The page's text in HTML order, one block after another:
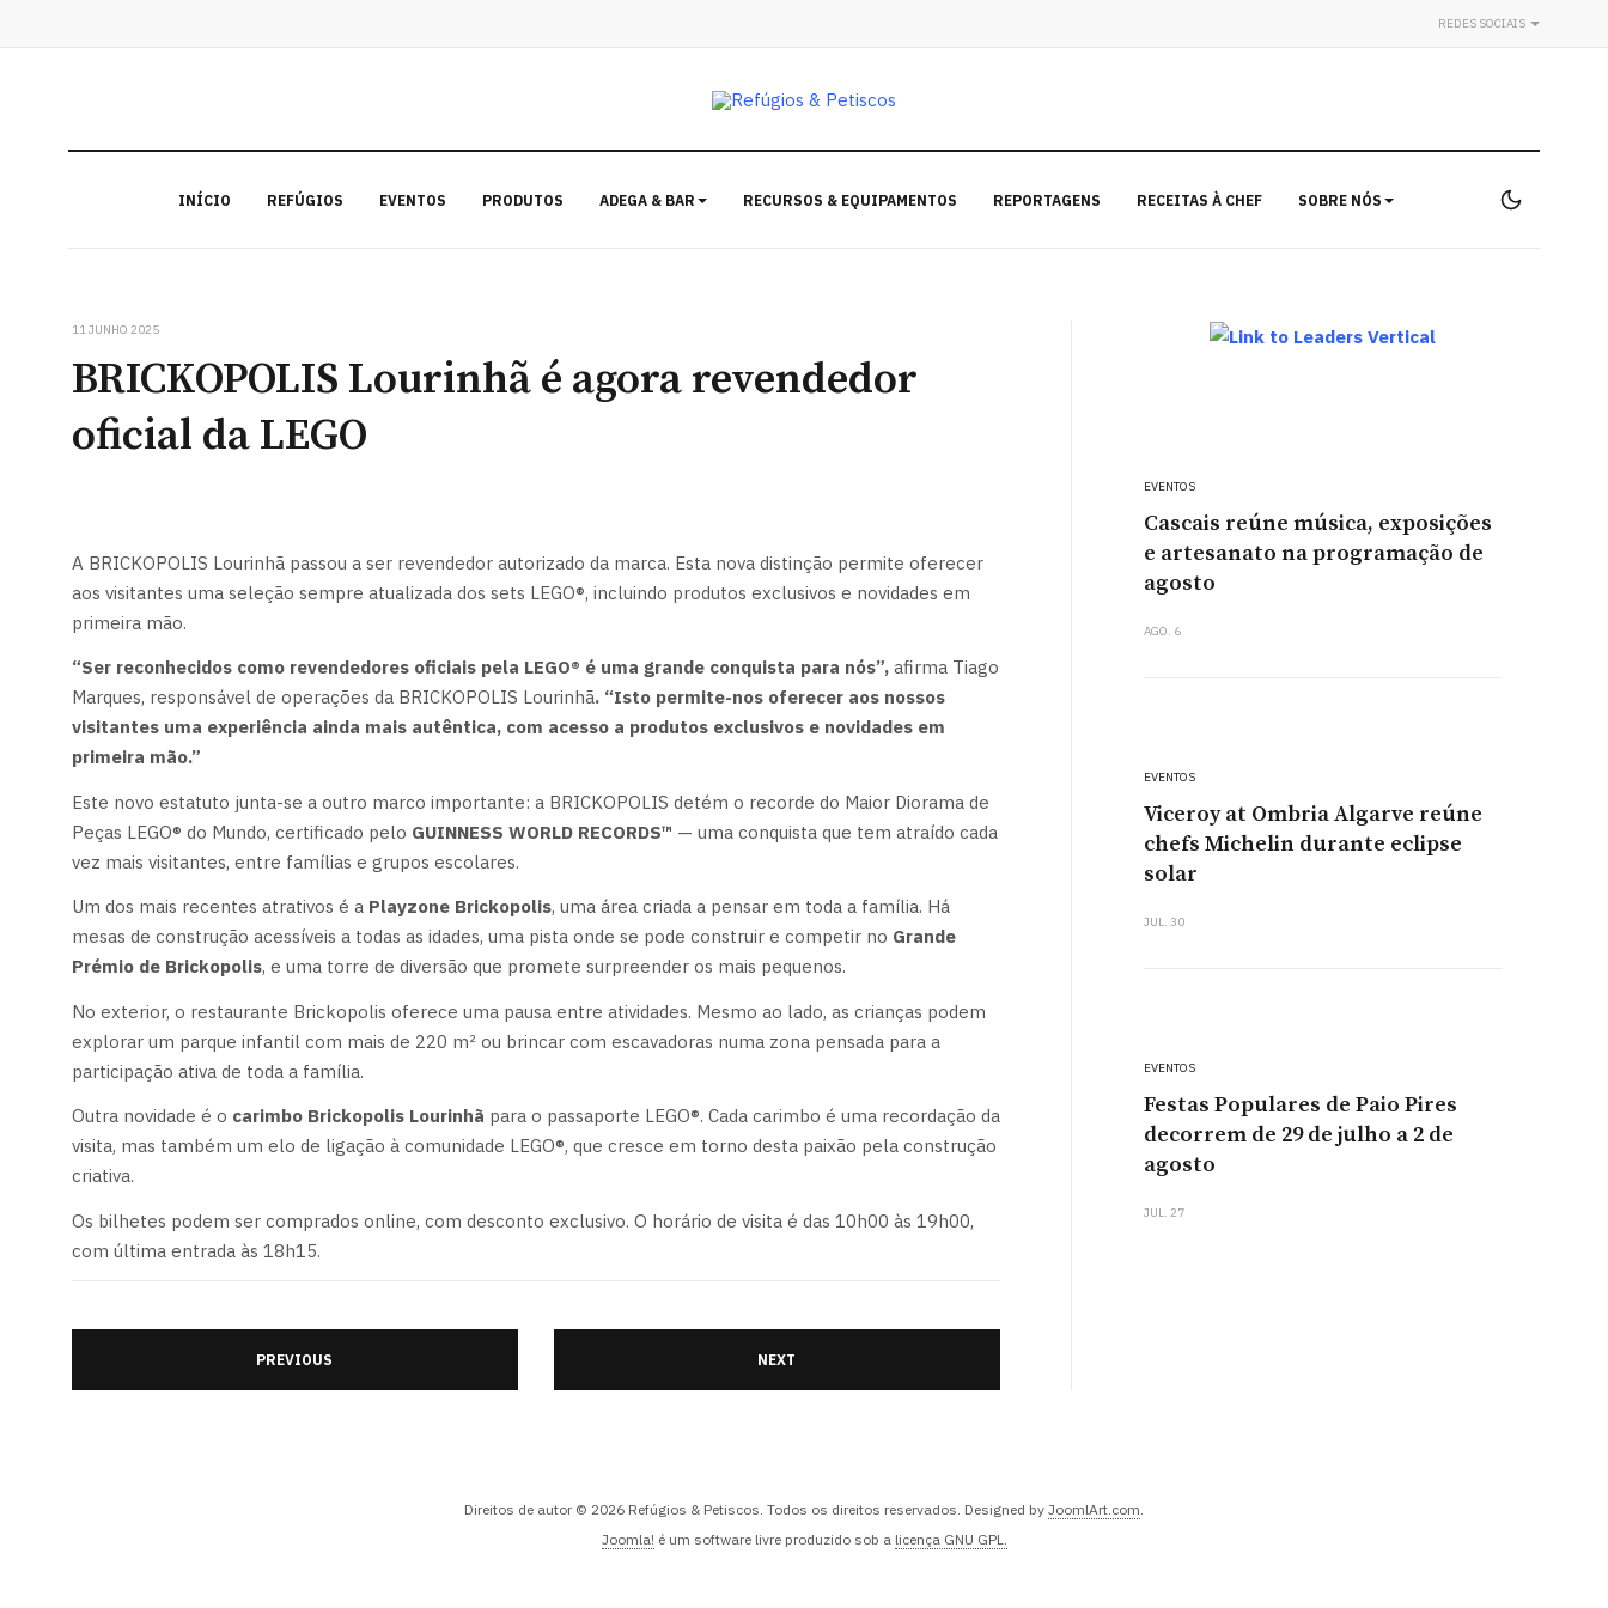
REDES SOCIAIS
INÍCIO REFÚGIOS EVENTOS PRODUTOS ADEGA & BAR RECURSOS & EQUIPAMENTOS REPORTAGENS RECEITAS À CHEF SOBRE NÓS
11 JUNHO 2025
BRICKOPOLIS Lourinhã é agora revendedor
oficial da LEGO
A BRICKOPOLIS Lourinhã passou a ser revendedor autorizado da marca. Esta nova distinção permite oferecer
aos visitantes uma seleção sempre atualizada dos sets LEGO®, incluindo produtos exclusivos e novidades em
primeira mão.
“Ser reconhecidos como revendedores oficiais pela LEGO® é uma grande conquista para nós”, afirma Tiago
Marques, responsável de operações da BRICKOPOLIS Lourinhã. “Isto permite-nos oferecer aos nossos
visitantes uma experiência ainda mais autêntica, com acesso a produtos exclusivos e novidades em
primeira mão.”
Este novo estatuto junta-se a outro marco importante: a BRICKOPOLIS detém o recorde do Maior Diorama de
Peças LEGO® do Mundo, certificado pelo GUINNESS WORLD RECORDS™ — uma conquista que tem atraído cada
vez mais visitantes, entre famílias e grupos escolares.
Um dos mais recentes atrativos é a Playzone Brickopolis, uma área criada a pensar em toda a família. Há
mesas de construção acessíveis a todas as idades, uma pista onde se pode construir e competir no Grande
Prémio de Brickopolis, e uma torre de diversão que promete surpreender os mais pequenos.
No exterior, o restaurante Brickopolis oferece uma pausa entre atividades. Mesmo ao lado, as crianças podem
explorar um parque infantil com mais de 220 m² ou brincar com escavadoras numa zona pensada para a
participação ativa de toda a família.
Outra novidade é o carimbo Brickopolis Lourinhã para o passaporte LEGO®. Cada carimbo é uma recordação da
visita, mas também um elo de ligação à comunidade LEGO®, que cresce em torno desta paixão pela construção
criativa.
Os bilhetes podem ser comprados online, com desconto exclusivo. O horário de visita é das 10h00 às 19h00,
com última entrada às 18h15.
PREVIOUS NEXT
EVENTOS
Cascais reúne música, exposições
e artesanato na programação de
agosto
AGO. 6
EVENTOS
Viceroy at Ombria Algarve reúne
chefs Michelin durante eclipse
solar
JUL. 30
EVENTOS
Festas Populares de Paio Pires
decorrem de 29 de julho a 2 de
agosto
JUL. 27
Direitos de autor © 2026 Refúgios & Petiscos. Todos os direitos reservados. Designed by JoomlArt.com
Joomla! é um software livre produzido sob a licença GNU GPL.